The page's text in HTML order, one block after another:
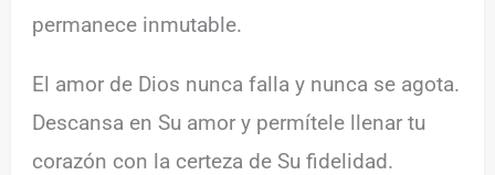
permanece inmutable.
El amor de Dios nunca falla y nunca se agota.
Descansa en Su amor y permítele llenar tu
corazón con la certeza de Su fidelidad.